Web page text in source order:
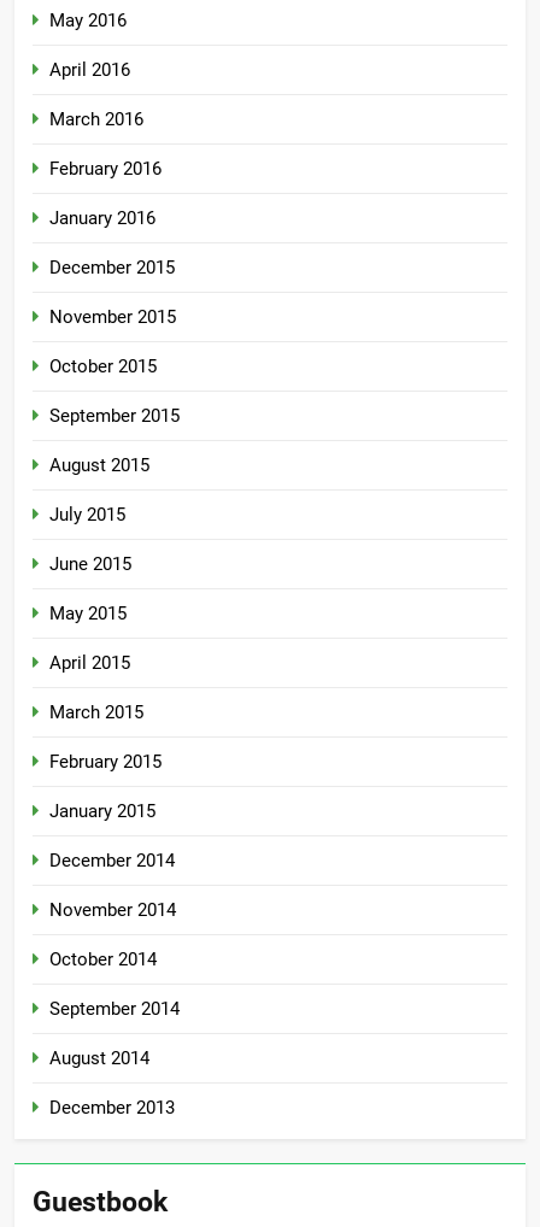
May 2016
April 2016
March 2016
February 2016
January 2016
December 2015
November 2015
October 2015
September 2015
August 2015
July 2015
June 2015
May 2015
April 2015
March 2015
February 2015
January 2015
December 2014
November 2014
October 2014
September 2014
August 2014
December 2013
Guestbook